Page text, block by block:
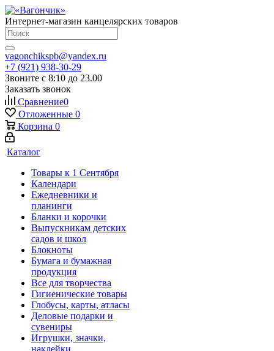
Интернет-магазин канцелярских товаров
vagonchikspb@yandex.ru
+7 (921) 938-30-29
Звоните с 8:10 до 23.00
Заказать звонок
Сравнение0
Отложенные 0
Корзина 0
Каталог
Товары к 1 Сентября
Календари
Ежедневники и
планинги
Бланки и корочки
Выпускникам детских
садов и школ
Блокноты
Бумага и бумажная
продукция
Все для творчества
Гигиенические товары
Глобусы, карты, атласы
Деловые подарки и
сувениры
Игрушки, значки,
наклейки